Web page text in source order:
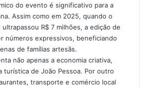
do evento é significativo para a
Assim como em 2025, quando o
R$ 7 milhões, a edição de
números expressivos, beneficiando
de famílias artesãs.
não apenas a economia criativa,
turística de João Pessoa. Por outro
transporte e comércio local